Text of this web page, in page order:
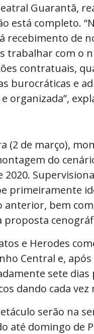
Guarantã,
está completo.
recebimento de
trabalhar com o
contratuais,
burocráticas e
organizada”,
(2 de março),
do
2020.
primeiramente
bem
e Herodes
Central e,
sete
dando cada vez
serão na
até domingo de